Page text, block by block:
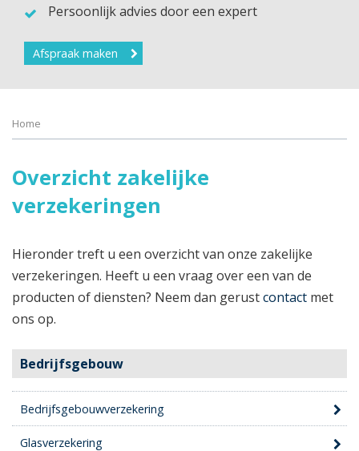
Persoonlijk advies door een expert
Afspraak maken
Home
Overzicht zakelijke
verzekeringen
Hieronder treft u een overzicht van onze zakelijke
verzekeringen. Heeft u een vraag over een van de
producten of diensten? Neem dan gerustcontact met
ons op.
Bedrijfsgebouw
Bedrijfsgebouwverzekering
Glasverzekering